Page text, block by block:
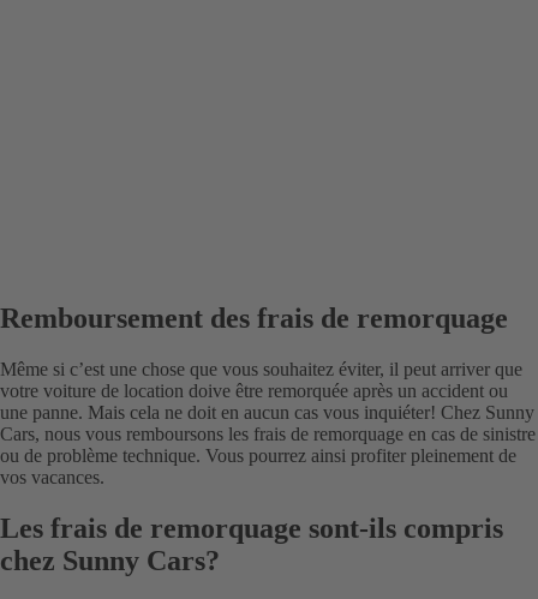
Remboursement des frais de remorquage
Même si c’est une chose que vous souhaitez éviter, il peut arriver que
votre voiture de location doive être remorquée après un accident ou
une panne. Mais cela ne doit en aucun cas vous inquiéter! Chez Sunny
Cars, nous vous remboursons les frais de remorquage en cas de sinistre
ou de problème technique. Vous pourrez ainsi profiter pleinement de
vos vacances.
Les frais de remorquage sont-ils compris
chez Sunny Cars?